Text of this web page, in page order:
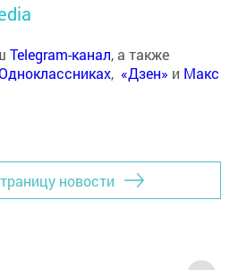
Telegram-канал, а также
, «Дзен» и Макс
новости